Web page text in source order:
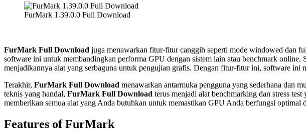
FurMark 1.39.0.0 Full Download
FurMark Full Download juga menawarkan fitur-fitur canggih seperti mode windowed dan
software ini untuk membandingkan performa GPU dengan sistem lain atau benchmark online.
menjadikannya alat yang serbaguna untuk pengujian grafis. Dengan fitur-fitur ini, software
Terakhir, FurMark Full Download menawarkan antarmuka pengguna yang sederhana dan
teknis yang handal, FurMark Full Download terus menjadi alat benchmarking dan stress
memberikan semua alat yang Anda butuhkan untuk memastikan GPU Anda berfungsi optimal
Features of FurMark